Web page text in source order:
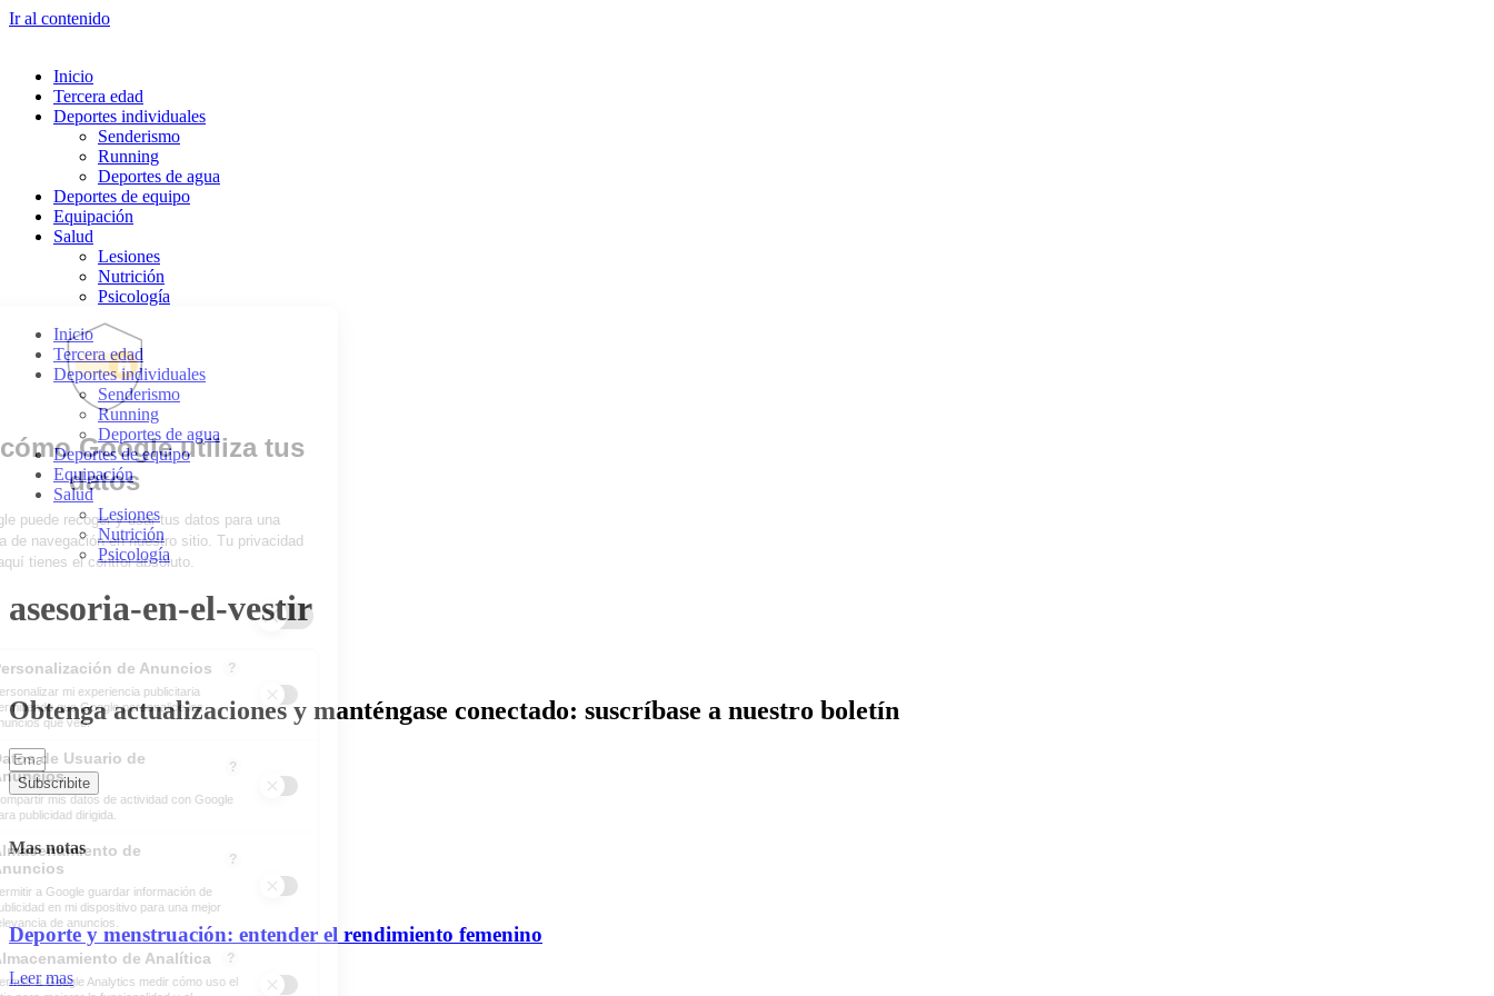
Ir al contenido
Inicio
Tercera edad
Deportes individuales
Senderismo
Running
Deportes de agua
Deportes de equipo
Equipación
Salud
Lesiones
Nutrición
Psicología
Inicio
Tercera edad
Deportes individuales
Senderismo
Running
Deportes de agua
Deportes de equipo
Equipación
Salud
Lesiones
Nutrición
Psicología
asesoria-en-el-vestir
Obtenga actualizaciones y manténgase conectado: suscríbase a nuestro boletín
Subscribite
Mas notas
Deporte y menstruación: entender el rendimiento femenino
Leer mas